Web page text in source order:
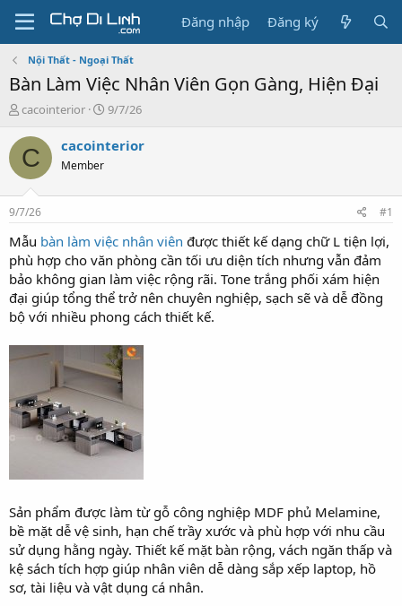
Đăng nhập Đăng ký
Nội Thất - Ngoại Thất
Bàn Làm Việc Nhân Viên Gọn Gàng, Hiện Đại
T
r
e
a
s
t
a
t
e
r
cacointerior
N
à
9/7/26
C cacointerior
Member
9/7/26 #1
Mẫu bàn làm việc nhân viên được thiết kế dạng chữ L tiện lợi,
phù hợp cho văn phòng cần tối ưu diện tích nhưng vẫn đảm
bảo không gian làm việc rộng rãi. Tone trắng phối xám hiện
đại giúp tổng thể trở nên chuyên nghiệp, sạch sẽ và dễ đồng
bộ với nhiều phong cách thiết kế.
Sản phẩm được làm từ gỗ công nghiệp MDF phủ Melamine,
bề mặt dễ vệ sinh, hạn chế trầy xước và phù hợp với nhu cầu
sử dụng hằng ngày. Thiết kế mặt bàn rộng, vách ngăn thấp và
kệ sách tích hợp giúp nhân viên dễ dàng sắp xếp laptop, hồ
sơ, tài liệu và vật dụng cá nhân.